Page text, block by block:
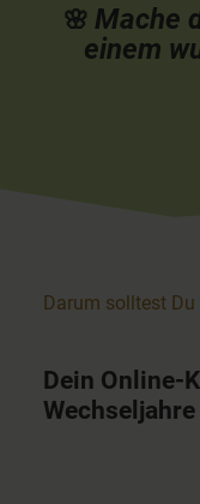
🌸 Mache
einem
Darum solltest Du
Dein Online-
Wechseljahre